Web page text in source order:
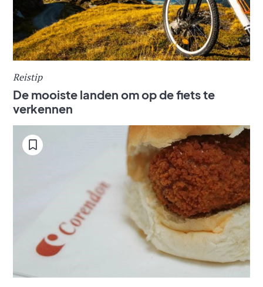
Reistip
De mooiste landen om op de fiets te
verkennen